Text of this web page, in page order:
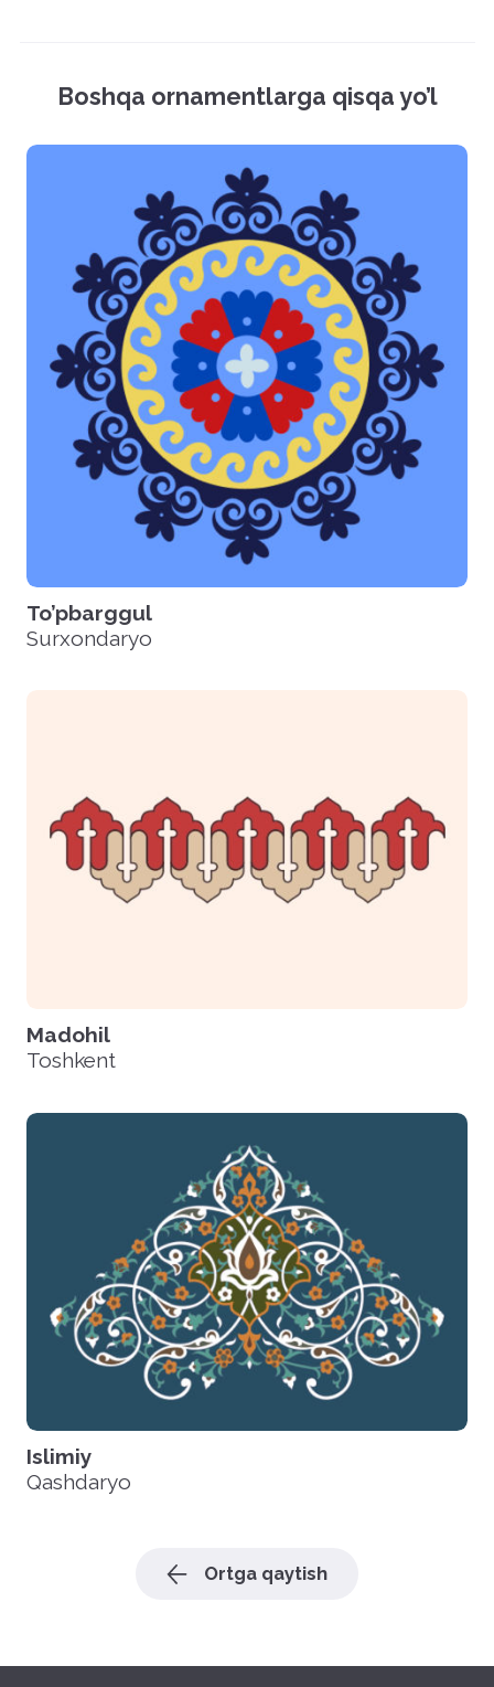
Rasmlar (PNG)
Hamma fayllarni yuklash
Boshqa ornamentlarga qisqa yo’l
To’pbarggul
Surxondaryo
Madohil
Toshkent
Islimiy
Qashdaryo
Ortga qaytish